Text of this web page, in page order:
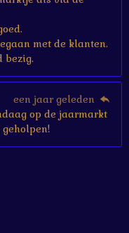
met de klanten.
bezig.
een jaar geleden
op de jaarmarkt